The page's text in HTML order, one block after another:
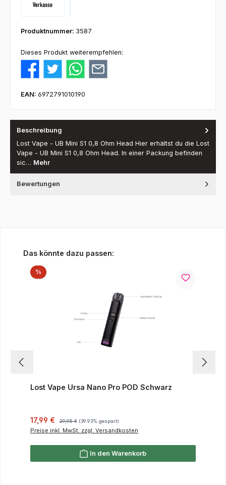
Produktnummer: 3587
Dieses Produkt weiterempfehlen:
EAN: 6972791010190
Beschreibung
Lost Vape - UB Mini S1 0,8 Ohm Head Hier erhältst du die Lost
Vape - UB Mini S1 0,8 Ohm Head. In einer Packung befinden
sic… Mehr
Bewertungen
Produktgalerie überspringen
Das könnte dazu passen:
%Rabatt
Lost Vape Ursa Nano Pro POD Schwarz
Verkaufspreis:
17,99 € Regulärer Preis:
29,95 € (39.93% gespart)
Preise inkl. MwSt. zzgl. Versandkosten
In den Warenkorb